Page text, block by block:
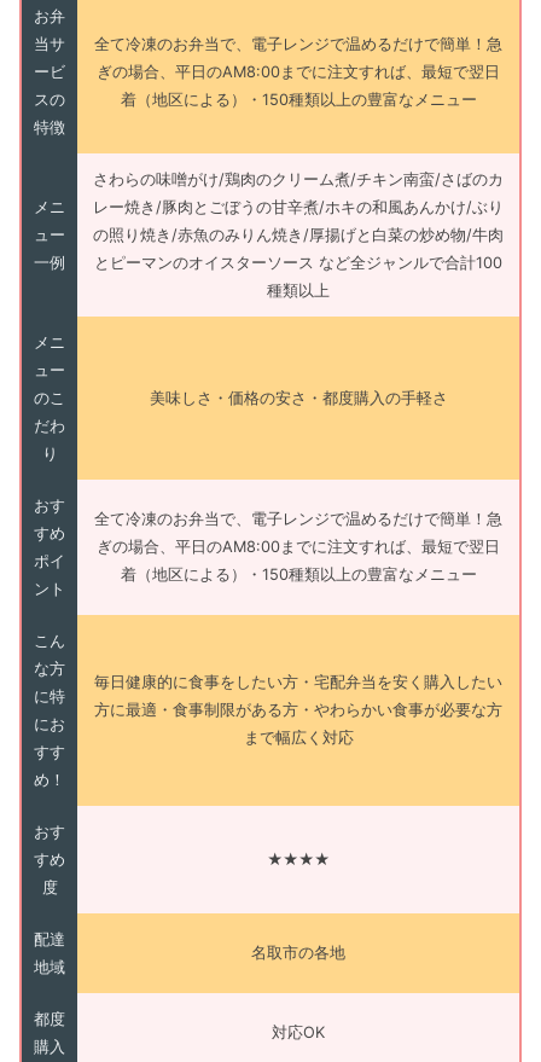
お弁
当サ
ービ
スの
特徴
全て冷凍のお弁当で、電子レンジで温めるだけで簡単！急
ぎの場合、平日のAM8:00までに注文すれば、最短で翌日
着（地区による）・150種類以上の豊富なメニュー
メニ
ュー
一例
さわらの味噌がけ/鶏肉のクリーム煮/チキン南蛮/さばのカ
レー焼き/豚肉とごぼうの甘辛煮/ホキの和風あんかけ/ぶり
の照り焼き/赤魚のみりん焼き/厚揚げと白菜の炒め物/牛肉
とピーマンのオイスターソース など全ジャンルで合計100
種類以上
メニ
ュー
のこ
だわ
り
美味しさ・価格の安さ・都度購入の手軽さ
おす
すめ
ポイ
ント
全て冷凍のお弁当で、電子レンジで温めるだけで簡単！急
ぎの場合、平日のAM8:00までに注文すれば、最短で翌日
着（地区による）・150種類以上の豊富なメニュー
こん
な方
に特
にお
すす
め！
毎日健康的に食事をしたい方・宅配弁当を安く購入したい
方に最適・食事制限がある方・やわらかい食事が必要な方
まで幅広く対応
おす
すめ
度
★★★★
配達
地域
名取市の各地
都度
購入
対応OK